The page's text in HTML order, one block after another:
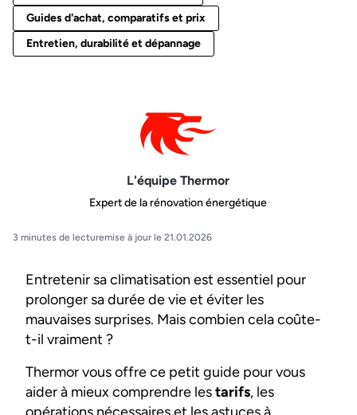
Guides d'achat, comparatifs et prix
Entretien, durabilité et dépannage
L'équipe Thermor
Expert de la rénovation énergétique
3 minutes de lecturemise à jour le 21.01.2026
Entretenir sa climatisation est essentiel pour
prolonger sa durée de vie et éviter les
mauvaises surprises. Mais combien cela coûte-
t-il vraiment ?
Thermor vous offre ce petit guide pour vous
aider à mieux comprendre lestarifs, les